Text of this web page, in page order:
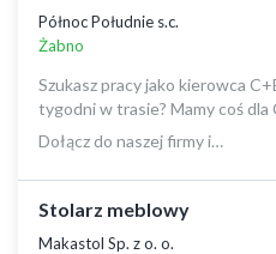
Północ Południe s.c.
Żabno
Szukasz pracy jako kierowca
tygodni w trasie? Mamy coś dla
Dołącz do naszej firmy i…
Stolarz meblowy
Makastol Sp. z o. o.